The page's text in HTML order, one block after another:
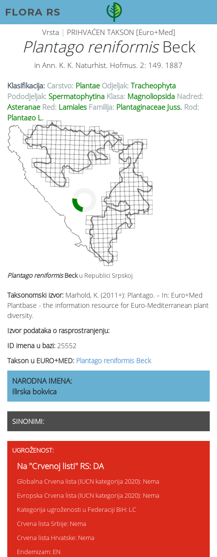
FLORA RS
Vrsta | PRIHVAĆEN TAKSON [Euro+Med]
Plantago reniformisBeck
in Ann. K. K. Naturhist. Hofmus. 2: 149. 1887
Klasifikacija: Carstvo: Plantae Odjeljak: Tracheophyta
Pododjeljak: Spermatophytina Klasa: Magnoliopsida Nadred:
Asteranae Red: Lamiales Familija: Plantaginaceae Juss. Rod:
Plantago L.
Taksonomski izvor: Marhold, K. (2011+): Plantago. – In: Euro+Med
Plantbase - the information resource for Euro-Mediterranean plant
diversity.
Izvor podataka o rasprostranjenju:
ID imena u bazi: 25552
Takson u EURO+MED: Plantago reniformis Beck
Plantago reniformisBeck u Republici Srpskoj
NARODNA IMENA:
Ilirska bokvica
SINONIMI:
UGROŽENOST:
Na "Crvenoj listi" RS: DA
Globalna Crvena lista (IUCN kategorija 2020): Nema
Evropska Crvena lista (IUCN kategorija 2020): Nema
Kategorija ugroženosti u Federaciji BiH: LC
Crvena lista Srbije: Nema
Crvena lista Hrvatske: Nema
Endemizam: EN